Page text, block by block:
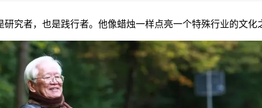
研究者，也是践行者。他像蜡烛一样点亮一个特殊行业的文化